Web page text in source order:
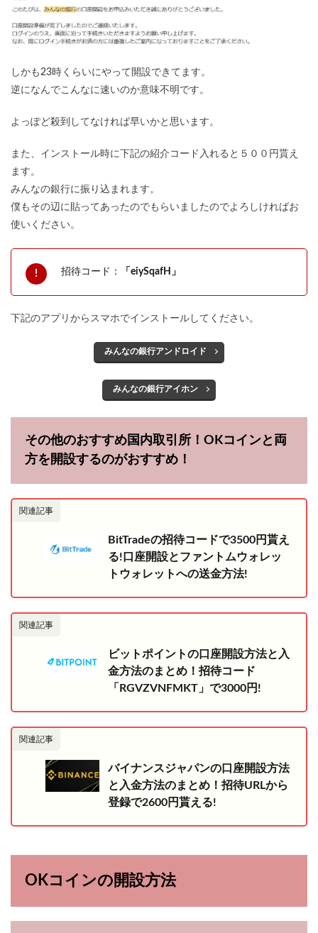
しかも23時くらいにやって開設できてます。
逆になんでこんなに速いのか意味不明です。
よっぽど殺到してなければ早いかと思います。
また、インストール時に下記の紹介コード入れると５００円貰え
ます。
みんなの銀行に振り込まれます。
僕もその辺に貼ってあったのでもらいましたのでよろしければお
使いください。
招待コード： 「eiySqafH」
下記のアプリからスマホでインストールしてください。
みんなの銀行アンドロイド
みんなの銀行アイホン
その他のおすすめ国内取引所！OKコインと両
方を開設するのがおすすめ！
関連記事
BitTradeの招待コードで3500円貰え
る!口座開設とファントムウォレッ
トウォレットへの送金方法!
関連記事
ビットポイントの口座開設方法と入
金方法のまとめ！招待コード
「RGVZVNFMKT」で3000円!
関連記事
バイナンスジャパンの口座開設方法
と入金方法のまとめ！招待URLから
登録で2600円貰える!
OKコインの開設方法